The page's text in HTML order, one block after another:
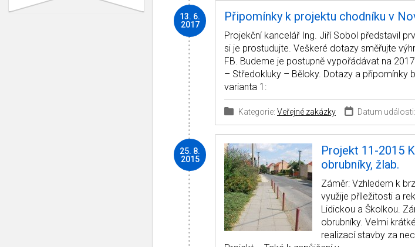
13. 6.
2017
Připomínky k projektu chodníku v
Projekční kancelář Ing. Jiří Sobol představil
si je prostudujte. Veškeré dotazy směřujte
FB. Budeme je postupně vypořádávat na
– Středokluky – Běloky. Dotazy a připomínky
varianta 1:
Kategorie: Veřejné zakázky Datum
25. 8.
2015
Projekt 11-2015
obrubníky, žlab.
Záměr: Vzhledem k
využije příležitosti a
Lidickou a Školkou.
obrubníky. Velmi
realizací stavby za